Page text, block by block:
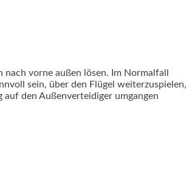
vorne außen lösen. Im Normalfall
sein, über den Flügel weiterzuspielen,
den Außenverteidiger umgangen